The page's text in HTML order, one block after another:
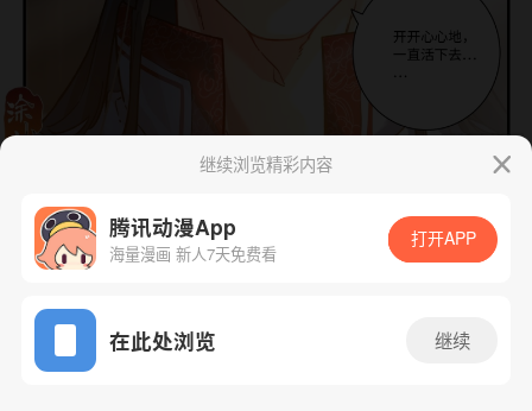
App免费看
下一话 腾漫App免费看
继续浏览精彩内容
腾讯动漫App
海量漫画 新人7天免费看
打开APP
在此处浏览 继续